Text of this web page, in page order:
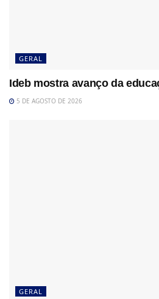
GERAL
Ideb mostra avanço da
5 DE AGOSTO DE 2026
GERAL